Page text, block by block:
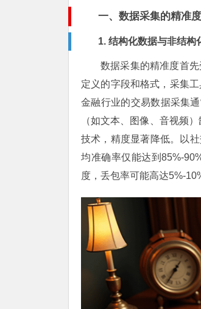
一、数据采集的精准
1. 结构化数据与非结构
数据采集的精准度首
定义的字段和格式，采集
金融行业的交易数据采集
（如文本、图像、音视频
技术，精度显著降低。以
均准确率仅能达到85%-
度，丢包率可能高达5%-